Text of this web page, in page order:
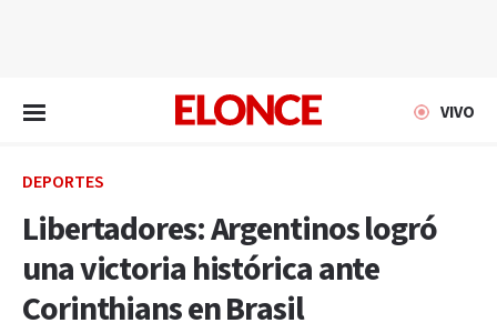
VIVO
DEPORTES
Libertadores: Argentinos logró
una victoria histórica ante
Corinthians en Brasil